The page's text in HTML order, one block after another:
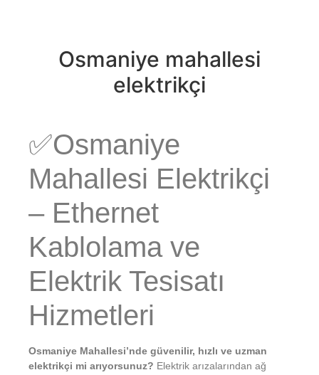
Osmaniye mahallesi
elektrikçi
✅Osmaniye
Mahallesi Elektrikçi
– Ethernet
Kablolama ve
Elektrik Tesisatı
Hizmetleri
Osmaniye Mahallesi’nde güvenilir, hızlı ve uzman
elektrikçi mi arıyorsunuz? Elektrik arızalarından ağ